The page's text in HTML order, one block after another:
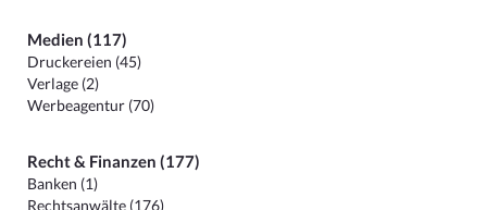
Medien (117)
Druckereien (45)
Verlage (2)
Werbeagentur (70)
Recht & Finanzen (177)
Banken (1)
Rechtsanwälte (176)